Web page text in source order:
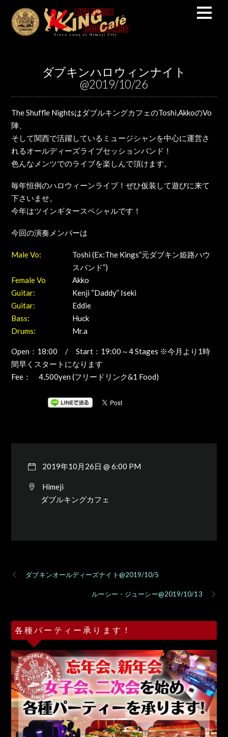
ダブキンハロウィンナイト
@2019/10/26
The Shuffle NightsはダブルキングカフェのToshi,AkkoのVo
陣、
そして関西で活躍しているミュージシャンを中心に運営さ
れるオールディーズライブセッションバンド！
色んなメンツでのライブを楽しんで頂けます。
毎年恒例のハロウィーンライブ！ぜひ仮装して遊びに来て
下さいませ。
今年はツインギタースペシャルです！
今回の演奏メンバーは
Male Vo:
Toshi (Ex:The Kings”元ダブキン姫路ハウ
スバンド”)
Female Vo
Akko
Guitar:
Kenji “Daddy” Iseki
Guitar:
Eddie
Bass:
Huck
Drums:
Mr.a
Open：18:00 / Start：19:00～4 Stages ※今月より1時
間早くスタートになります
Fee： 4,500yen (フリードリンク&1 Food)
2019年10月26日 @ 6:00 PM
Himeji
ダブルキングカフェ
ダブキンオールディーズナイト@2019/10/5
ルーシー・ジューシー@2019/10/13
各種パーティー承ります！